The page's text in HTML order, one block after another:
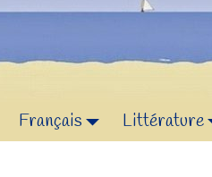
Français Littérature